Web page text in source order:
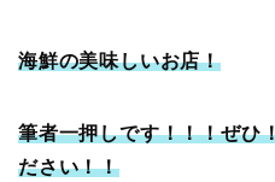
海鮮の美味しいお店！
筆者一押しです！！！ぜひ
ださい！！